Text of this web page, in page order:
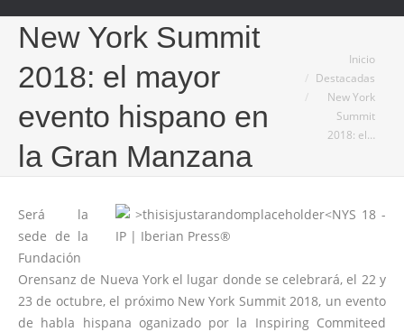
New York Summit
2018: el mayor
evento hispano en
la Gran Manzana
Estás aquí:Inicio
Destacadas
New York
Summit
2018: el…
Será la
sede de la
Fundación
Orensanz de Nueva York el lugar donde se celebrará, el 22 y
23 de octubre, el próximo New York Summit 2018, un evento
de habla hispana oganizado por la Inspiring Commiteed